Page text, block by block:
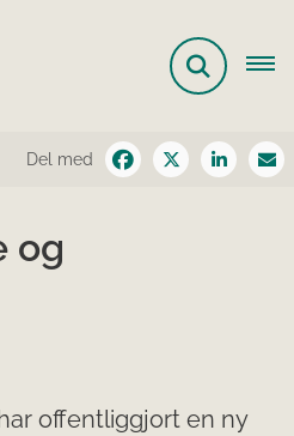
Del med
og
offentliggjort en ny